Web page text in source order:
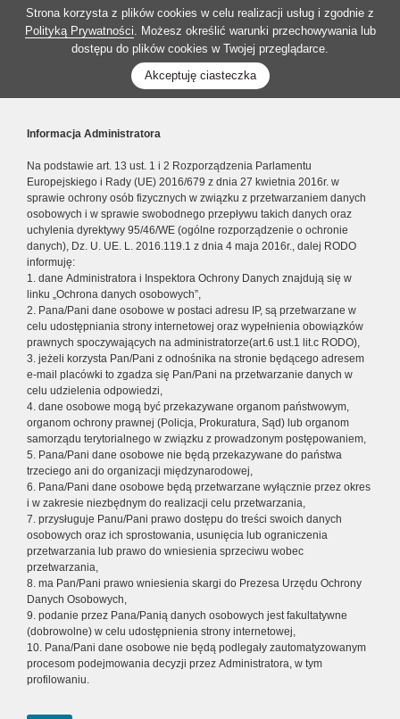
Strona korzysta z plików cookies w celu realizacji usług i zgodnie z
Polityką Prywatności. Możesz określić warunki przechowywania lub
dostępu do plików cookies w Twojej przeglądarce.
Akceptuję ciasteczka
Informacja Administratora
Na podstawie art. 13 ust. 1 i 2 Rozporządzenia Parlamentu
Europejskiego i Rady (UE) 2016/679 z dnia 27 kwietnia 2016r. w
sprawie ochrony osób fizycznych w związku z przetwarzaniem danych
osobowych i w sprawie swobodnego przepływu takich danych oraz
uchylenia dyrektywy 95/46/WE (ogólne rozporządzenie o ochronie
danych), Dz. U. UE. L. 2016.119.1 z dnia 4 maja 2016r., dalej RODO
informuję:
1. dane Administratora i Inspektora Ochrony Danych znajdują się w
linku „Ochrona danych osobowych”,
2. Pana/Pani dane osobowe w postaci adresu IP, są przetwarzane w
celu udostępniania strony internetowej oraz wypełnienia obowiązków
prawnych spoczywających na administratorze(art.6 ust.1 lit.c RODO),
3. jeżeli korzysta Pan/Pani z odnośnika na stronie będącego adresem
e-mail placówki to zgadza się Pan/Pani na przetwarzanie danych w
celu udzielenia odpowiedzi,
4. dane osobowe mogą być przekazywane organom państwowym,
organom ochrony prawnej (Policja, Prokuratura, Sąd) lub organom
samorządu terytorialnego w związku z prowadzonym postępowaniem,
5. Pana/Pani dane osobowe nie będą przekazywane do państwa
trzeciego ani do organizacji międzynarodowej,
6. Pana/Pani dane osobowe będą przetwarzane wyłącznie przez okres
i w zakresie niezbędnym do realizacji celu przetwarzania,
7. przysługuje Panu/Pani prawo dostępu do treści swoich danych
osobowych oraz ich sprostowania, usunięcia lub ograniczenia
przetwarzania lub prawo do wniesienia sprzeciwu wobec
przetwarzania,
8. ma Pan/Pani prawo wniesienia skargi do Prezesa Urzędu Ochrony
Danych Osobowych,
9. podanie przez Pana/Panią danych osobowych jest fakultatywne
(dobrowolne) w celu udostępnienia strony internetowej,
10. Pana/Pani dane osobowe nie będą podlegały zautomatyzowanym
procesom podejmowania decyzji przez Administratora, w tym
profilowaniu.